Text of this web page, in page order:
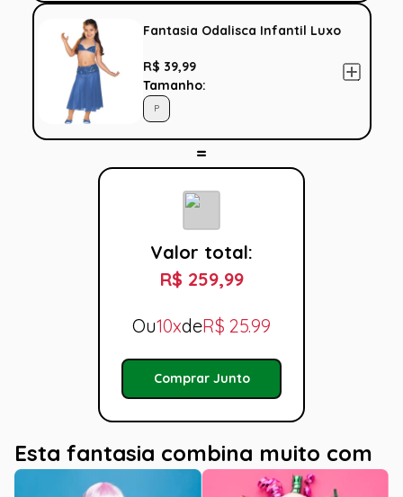
Fantasia Odalisca Infantil Luxo
R$ 39,99
Tamanho:
P
Valor total:
R$ 259,99
Ou10xdeR$ 25.99
Comprar Junto
Esta fantasia combina muito com